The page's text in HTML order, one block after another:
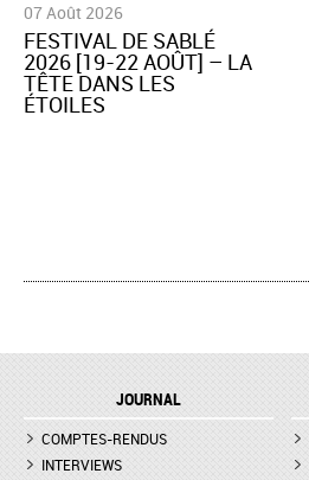
07 Août 2026
​FESTIVAL DE SABLÉ
2026 [19-22 AOÛT] – LA
TÊTE DANS LES
ÉTOILES
JOURNAL
COMPTES-RENDUS
INTERVIEWS